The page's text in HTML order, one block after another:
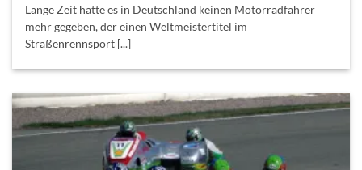
Lange Zeit hatte es in Deutschland keinen Motorradfahrer
mehr gegeben, der einen Weltmeistertitel im
Straßenrennsport [...]